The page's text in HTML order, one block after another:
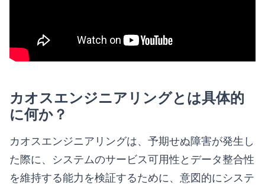
カオスエンジニアリングとは具体的
に何か？
カオスエンジニアリングは、予期せぬ障害が発生し
た際に、システムのサービス可用性とデータ整合性
を維持する能力を検証するために、意図的にシステ